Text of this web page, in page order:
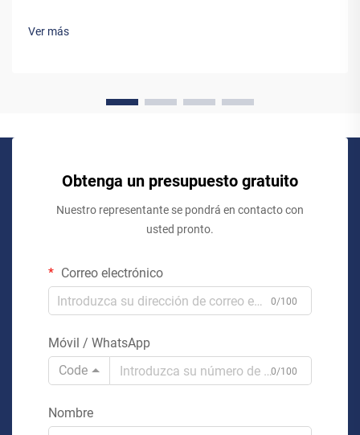
Ver más
Obtenga un presupuesto gratuito
Nuestro representante se pondrá en contacto con
usted pronto.
Correo electrónico
0/100
Móvil / WhatsApp
Code
0/100
Nombre